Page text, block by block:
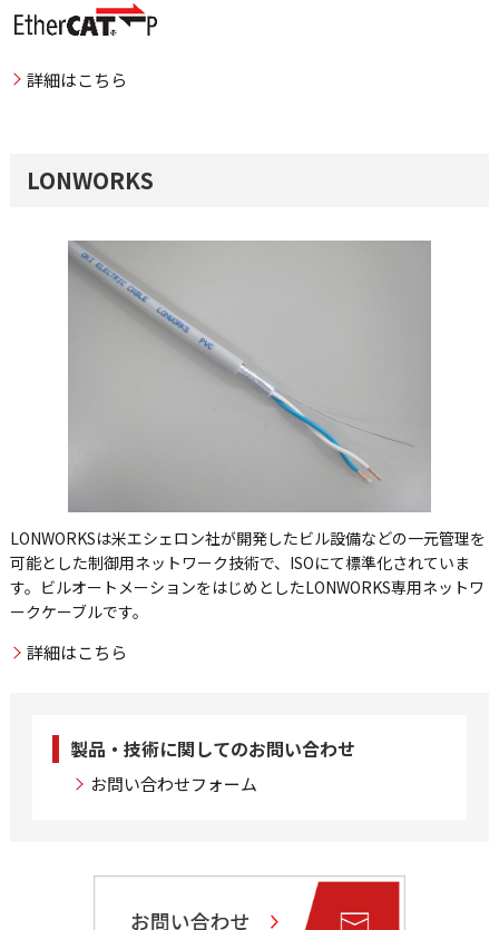
詳細はこちら
LONWORKS
LONWORKSは米エシェロン社が開発したビル設備などの一元管理を
可能とした制御用ネットワーク技術で、ISOにて標準化されていま
す。ビルオートメーションをはじめとしたLONWORKS専用ネットワ
ークケーブルです。
詳細はこちら
製品・技術に関してのお問い合わせ
お問い合わせフォーム